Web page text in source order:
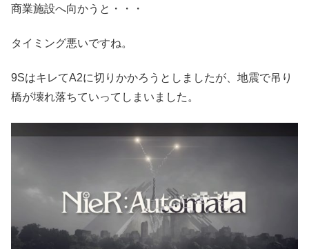
商業施設へ向かうと・・・
タイミング悪いですね。
9SはキレてA2に切りかかろうとしましたが、地震で吊り
橋が壊れ落ちていってしまいました。